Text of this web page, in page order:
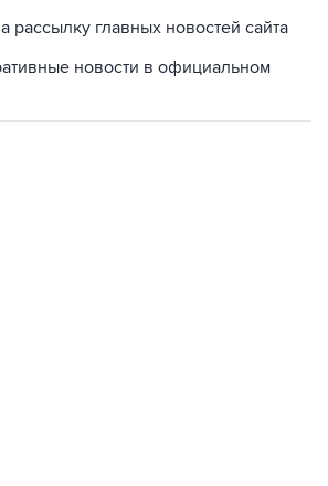
рассылку главных новостей сайта
новости в официальном